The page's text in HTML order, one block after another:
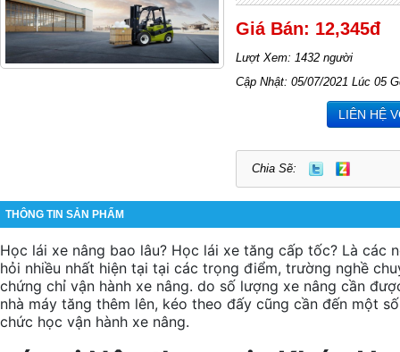
Giá Bán: 12,345đ
Lượt Xem: 1432 người
Cập Nhật: 05/07/2021 Lúc 05
LIÊN HỆ
Chia Sẽ:
THÔNG TIN SẢN PHẨM
Học lái xe nâng bao lâu? Học lái xe tăng cấp tốc? Là các
hỏi nhiều nhất hiện tại tại các trọng điểm, trường nghề
chứng chỉ vận hành xe nâng. do số lượng xe nâng cần
nhà máy tăng thêm lên, kéo theo đấy cũng cần đến một
chức học vận hành xe nâng.